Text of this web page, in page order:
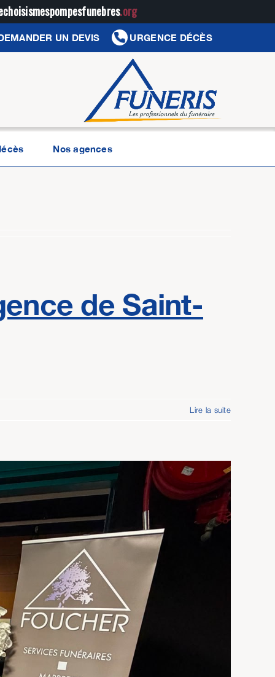
.org
UN DEVIS URGENCE DÉCÈS
Nos agences
de Saint-
Lire la suite